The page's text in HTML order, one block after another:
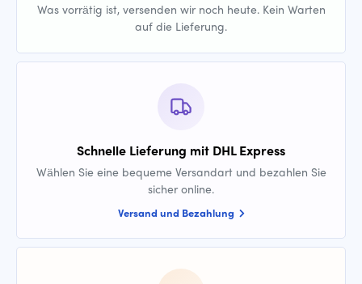
Was vorrätig ist, versenden wir noch heute. Kein Warten
auf die Lieferung.
Schnelle Lieferung mit DHL Express
Wählen Sie eine bequeme Versandart und bezahlen Sie
sicher online.
Versand und Bezahlung